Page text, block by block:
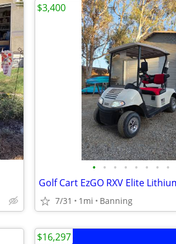
• • • • • • • •
Golf Cart EzGO RXV Elite
7/31 1mi Banning
$3,400
$16,297